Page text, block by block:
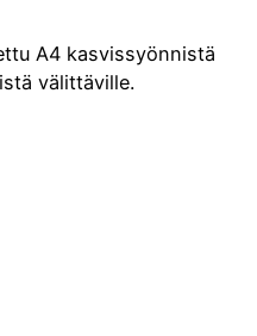
A4 kasvissyönnistä
välittäville.